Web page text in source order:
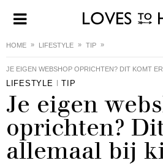
HOME LIFESTYLE TIP
JE EIGEN WEBSHOP OPRICHTEN? DIT KOMT
LIFESTYLE TIP
Je eigen
oprichten?
allemaal bij